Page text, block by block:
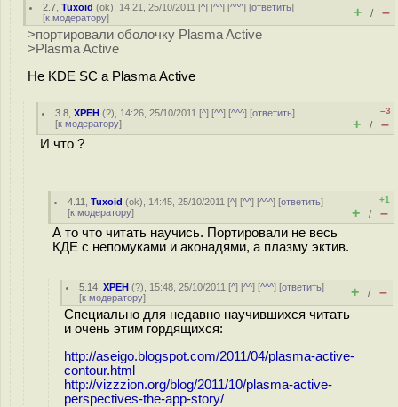
2.7 ,Tuxoid (ok), 14:21, 25/10/2011 [^] [^^] [^^^] [ответить]
[к модератору] + / –
>портировали оболочку Plasma Active
>Plasma Active
Не KDE SC а Plasma Active
3.8 ,XPEH (?), 14:26, 25/10/2011 [^] [^^] [^^^] [ответить]
[к модератору]
–3
+ / –
И что ?
4.11 ,Tuxoid (ok), 14:45, 25/10/2011 [^] [^^] [^^^] [ответить]
[к модератору]
+1
+ / –
А то что читать научись. Портировали не весь
КДЕ с непомуками и аконадями, а плазму эктив.
5.14 ,XPEH (?), 15:48, 25/10/2011 [^] [^^] [^^^] [ответить]
[к модератору] + / –
Специально для недавно научившихся читать
и очень этим гордящихся:
http://aseigo.blogspot.com/2011/04/plasma-active-
contour.html
http://vizzzion.org/blog/2011/10/plasma-active-
perspectives-the-app-story/